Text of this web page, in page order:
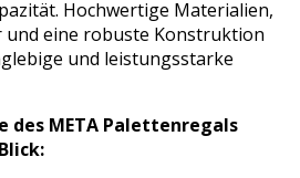
Hochwertige Materialien,
und eine robuste Konstruktion
und leistungsstarke
des META Palettenregals